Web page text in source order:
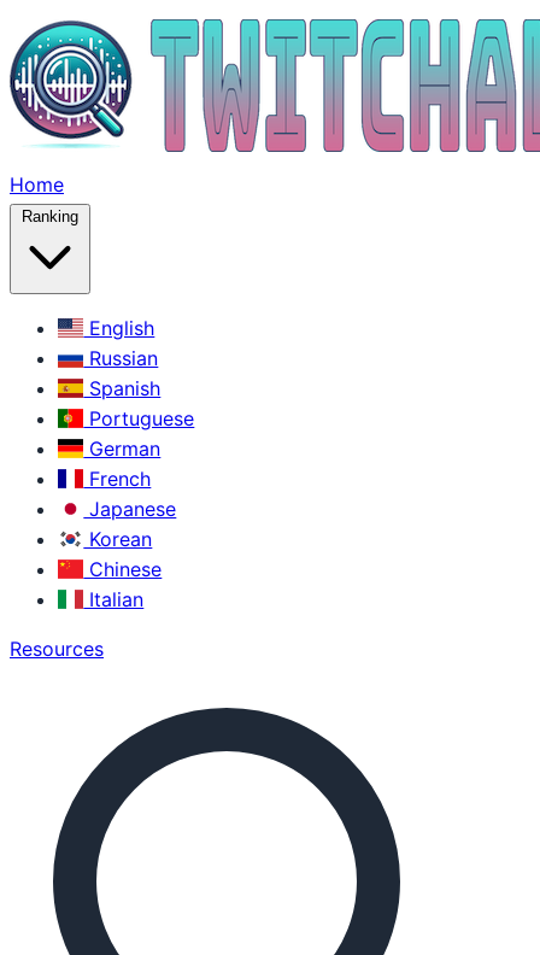
Home
Ranking
English
Russian
Spanish
Portuguese
German
French
Japanese
Korean
Chinese
Italian
Resources